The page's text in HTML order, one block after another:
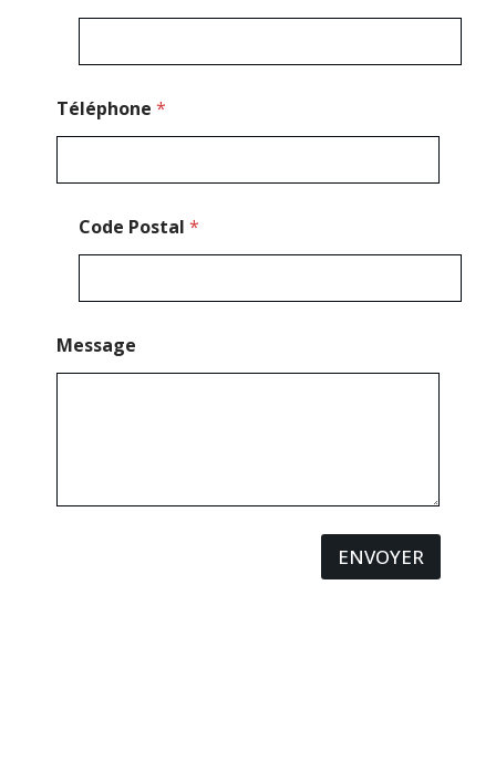
Téléphone *
Code Postal *
Message
ENVOYER